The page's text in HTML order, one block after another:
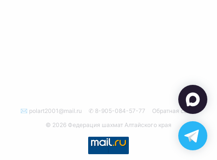
✉ polart2001@mail.ru ✆ 8-905-084-57-77
Обратная связь
© 2026 Федерация шахмат Алтайского края